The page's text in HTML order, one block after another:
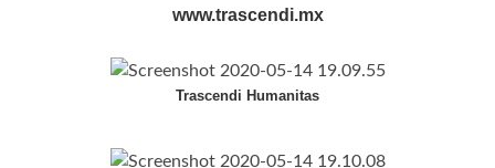
www.trascendi.mx
Trascendi Humanitas